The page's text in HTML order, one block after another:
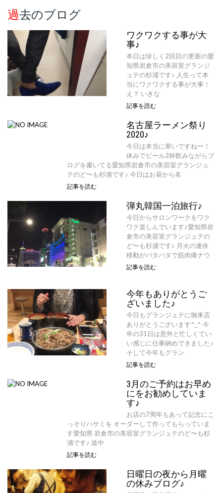
過去のブログ
ワクワクする事が大
事♪
本日は珍しく2回目の更新の愛
知県岩倉市の美容室グランジ
ュテの杉浦です♪ 人生って本
当にワクワクする事が大事！
え？ いきな
記事を読む
名古屋ラーメン祭り
2020♪
今日は本当に寒いですねー！
休みでビール2杯飲みながらブ
ログを書いてる愛知県岩倉市の美容室グランジュ
テのど〜も杉浦です♪ 今日はお昼から名
記事を読む
弾丸韓国一泊旅行♪
今日からサロンワークをワク
ワク楽しんでいます♪愛知県岩
倉市の美容室グランジュテの
ど〜も杉浦です♪ 月火の連休
移動がバタバタで筋肉痛ナウ
記事を読む
今年もありがとうご
ざいました♪
今日もグランジュテに御来店
ありがとうございます^_^ 今
年の31日は意外と忙しくてい
い感じに仕事納めできました♪
そして今年もグラン
記事を読む
3月のご予約はお早め
にをお勧めしていま
す♪
お店の7周年もあって記念にこ
っそりハサミを オーダーして作ってもらっていま
す愛知県 岩倉市の美容室グランジュテのど〜も杉
浦です♪ 途中
記事を読む
日曜日の夜から月曜
の休みブログ♪